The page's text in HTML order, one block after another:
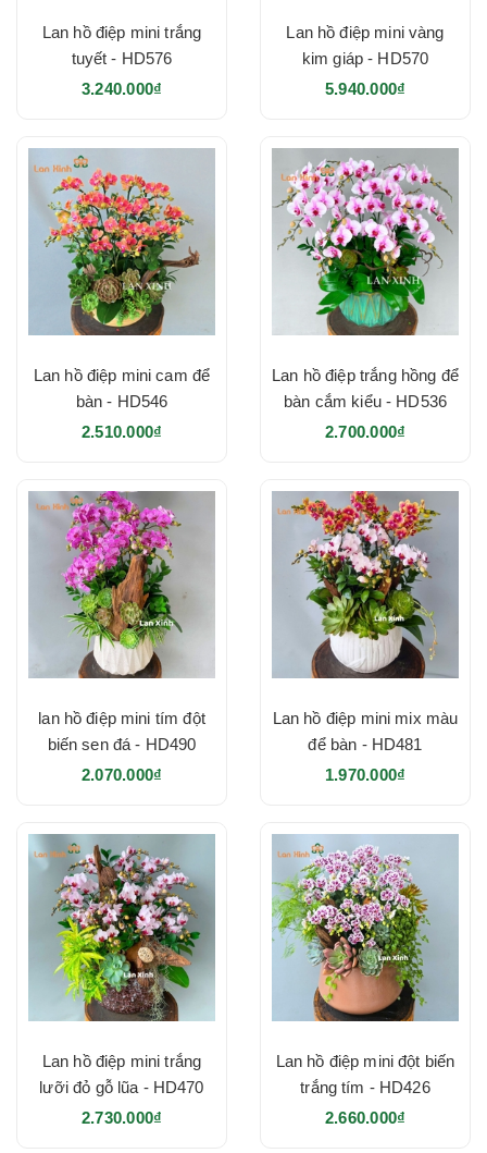
Lan hồ điệp mini trắng
tuyết - HD576
3.240.000₫
Lan hồ điệp mini vàng
kim giáp - HD570
5.940.000₫
Lan hồ điệp mini cam để
bàn - HD546
2.510.000₫
Lan hồ điệp trắng hồng để
bàn cắm kiểu - HD536
2.700.000₫
lan hồ điệp mini tím đột
biến sen đá - HD490
2.070.000₫
Lan hồ điệp mini mix màu
để bàn - HD481
1.970.000₫
Lan hồ điệp mini trắng
lưỡi đỏ gỗ lũa - HD470
2.730.000₫
Lan hồ điệp mini đột biến
trắng tím - HD426
2.660.000₫